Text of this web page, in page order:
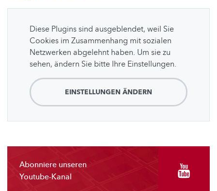
Diese Plugins sind ausgeblendet, weil Sie
Cookies im Zusammenhang mit sozialen
Netzwerken abgelehnt haben. Um sie zu
sehen, ändern Sie bitte Ihre Einstellungen.
EINSTELLUNGEN ÄNDERN
Abonniere unseren
Youtube-Kanal